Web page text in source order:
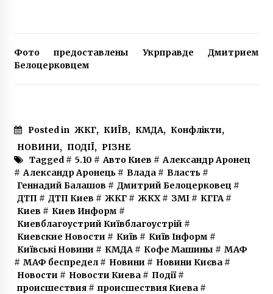
Фото предоставлены Укрправде Дмитрием
Белоцерковцем
Posted in ЖКГ, КИЇВ, КМДА, Конфлікти,
НОВИНИ, ПОДІЇ, РІЗНЕ
Tagged # 5.10 # Авто Киев # Александр Аронец
# Александр Аронець# Влада# Власть#
Геннадий Балашов # Дмитрий Белоцерковец #
ДТП# ДТП Киев # ЖКГ# ЖКХ# ЗМІ# КГГА#
Киев # Киев Информ #
Киевблагоустрий Київблагоустрій #
Киевские Новости # Київ # Київ Інформ #
Київські Новини # КМДА# Кофе Машины # МАФ
# МАФ беспредел# Новини # Новини Києва#
Новости # Новости Киева# Події#
происшествия# происшествия Киева#